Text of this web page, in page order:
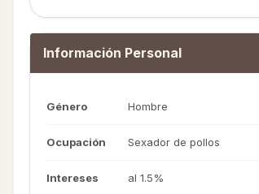
Información Personal
Género Hombre
Ocupación Sexador de pollos
Intereses al 1.5%